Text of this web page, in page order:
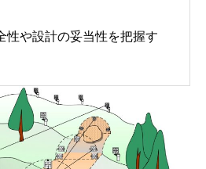
性や設計の妥当性を把握す